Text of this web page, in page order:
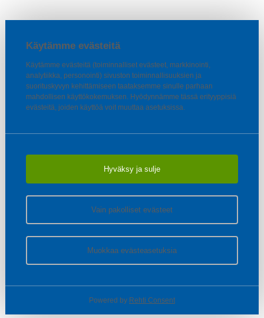
Käytämme evästeitä
Käytämme evästeitä (toiminnalliset evästeet, markkinointi,
analytiikka, personointi) sivuston toiminnallisuuksien ja
suorituskyvyn kehittämiseen taataksemme sinulle parhaan
mahdollisen käyttökokemuksen. Hyödynnämme tässä erityyppisiä
evästeitä, joiden käyttöä voit muuttaa asetuksissa.
Hyväksy ja sulje
Vain pakolliset evästeet
Muokkaa evästeasetuksia
Powered by Rehti Consent